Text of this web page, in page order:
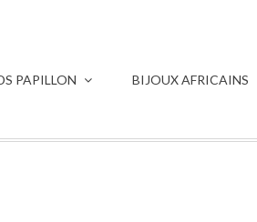
PAPILLON BIJOUX AFRICAINS